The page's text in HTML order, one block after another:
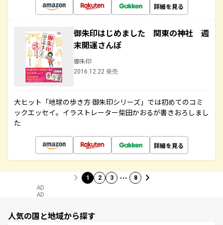
詳細を見る
御朱印はじめました 関東の神社 週
末開運さんぽ
御朱印
2016.12.22 発売
大ヒット「地球の歩き方 御朱印シリーズ」では初めてのコミ
ックエッセイ。イラストレーター柴田かおるが書きおろしまし
た
詳細を見る
1 2 3 … 8
AD
AD
人気の国と地域から探す